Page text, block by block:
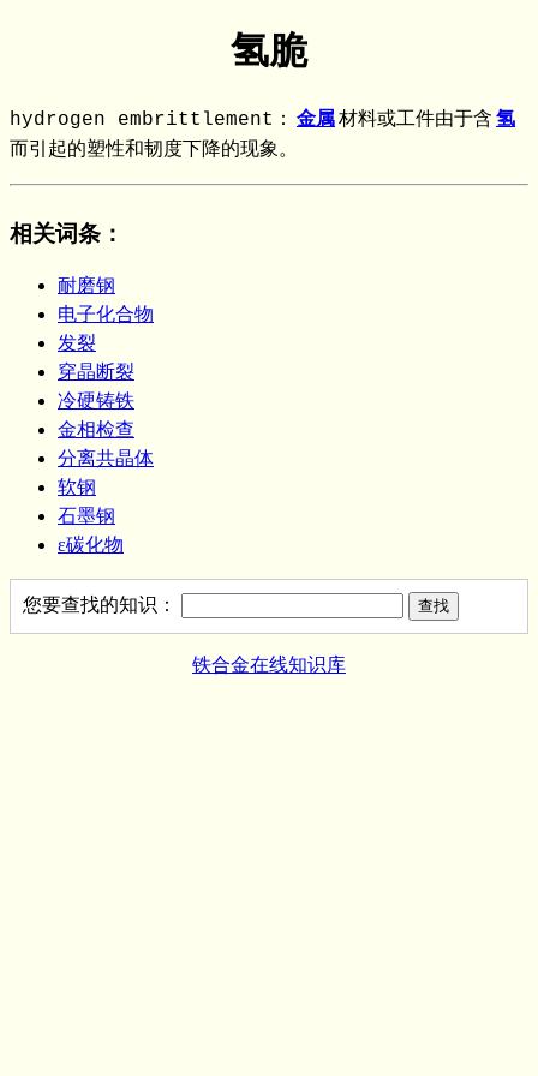
氢脆
hydrogen embrittlement： 金属材料或工件由于含 氢
而引起的塑性和韧度下降的现象。
相关词条 ：
耐磨钢
电子化合物
发裂
穿晶断裂
冷硬铸铁
金相检查
分离共晶体
软钢
石墨钢
ε碳化物
您要查找的知识：
铁合金在线知识库